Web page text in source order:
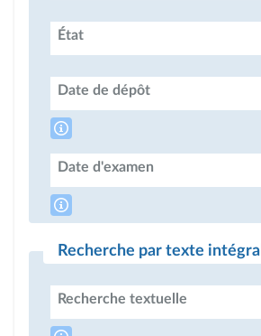
État
Date de dépôt
Date d'examen
Recherche par texte intégral
Recherche textuelle